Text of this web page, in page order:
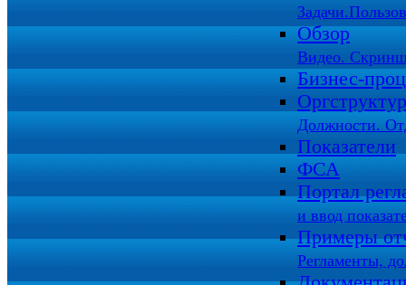
Обзор
Видео.
Бизнес-
Должности.
Показатели
ФСА
Портал
и ввод
Примеры
Регламенты,